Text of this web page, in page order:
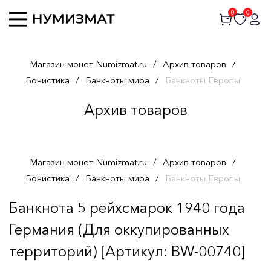
0 0
Магазин монет Numizmat.ru / Архив товаров /
Бонистика / Банкноты мира / Банкноты Европы
Архив товаров
Магазин монет Numizmat.ru / Архив товаров /
Бонистика / Банкноты мира / Банкноты Европы
Банкнота 5 рейхсмарок 1940 года
Германия (Для оккупированных
территорий) [Артикул: BW-00740]